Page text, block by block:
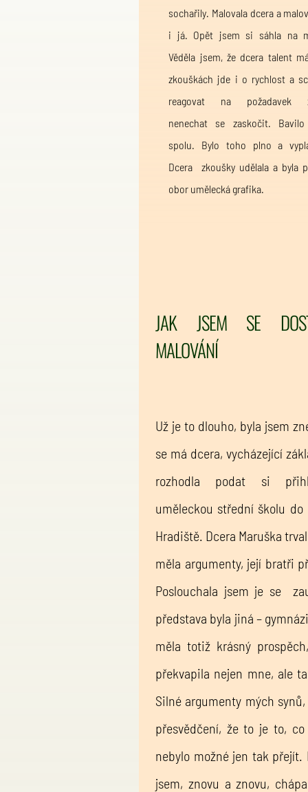
sochařily. Malovala dcera a
i já. Opět jsem si sáhla na
Věděla jsem, že dcera talent
zkouškách jde i o rychlost a
reagovat na požadavek
nenechat se zaskočit.
spolu. Bylo toho plno a
Dcera zkoušky udělala a byla
obor umělecká grafika.
JAK JSEM SE
MALOVÁNÍ
Už je to dlouho, byla jsem
se má dcera, vycházející
rozhodla podat si
uměleckou střední školu do
Hradiště. Dcera Maruška
měla argumenty, její bratři
Poslouchala jsem je se
představa byla jiná –
měla totiž krásný
překvapila nejen mne, ale
Silné argumenty mých
přesvědčení, že to je to,
nebylo možné jen tak přejít.
jsem, znovu a znovu,